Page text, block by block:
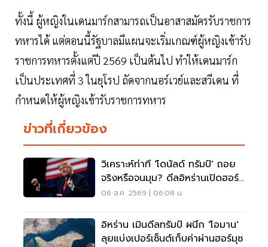
ทั้งนี้ ผู้หญิงในเดนมาร์กสามารถเป็นอาสาสมัครรับราชการ
ทหารได้ แต่ตอนนี้รัฐบาลมีแผนจะเริ่มเกณฑ์ผู้หญิงเข้ารับ
ราชการทหารตั้งแต่ปี 2569 เป็นต้นไป ทำให้เดนมาร์ก
เป็นประเทศที่ 3 ในยุโรป ถัดจากนอร์เวย์และสวีเดน ที่
กำหนดให้ผู้หญิงเข้ารับราชการทหาร
ข่าวที่เกี่ยวข้อง
วิเคราะห์ท่าที 'โดนัลด์ ทรัมป์' ถอย
จริงหรือจนมุม? ดีลอิหร่านเปิดฮอร์
มุซ
06 ส.ค. 2569 | 06:08 น.
อิหร่าน เมินดีลทรัมป์ ผนึก 'โอมาน'
ลุยแบ่งเปอร์เซ็นต์เก็บค่าผ่านฮอร์มุซ